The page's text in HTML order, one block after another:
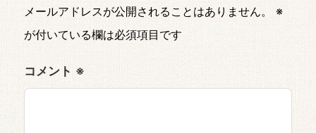
メールアドレスが公開されることはありません。
※
が付いている欄は必須項目です
コメント ※